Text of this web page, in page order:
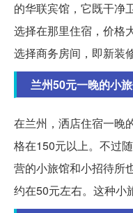
的华联宾馆，它既干净
选择在那里住宿，价格
选择商务房间，即新装
兰州50元一晚的小
在兰州，洒店住宿一晚
格在150元以上。不过
营的小旅馆和小招待所
约在50元左右。这种小